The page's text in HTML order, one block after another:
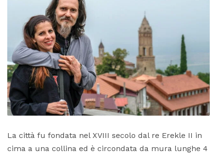
La città fu fondata nel XVIII secolo dal re Erekle II in
cima a una collina ed è circondata da mura lunghe 4